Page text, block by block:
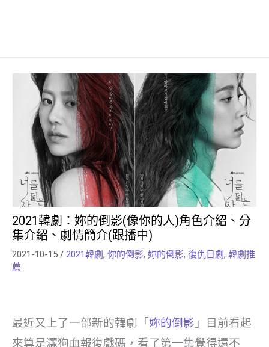
2021韓劇：妳的倒影(像你的人)角色介紹、分
集介紹、劇情簡介(跟播中)
2021-10-15 / 2021韓劇, 你的倒影, 妳的倒影, 復仇日劇, 韓劇推
薦
最近又上了一部新的韓劇「妳的倒影 」目前看起
來算是灑狗血報復戲碼，看了第一集覺得還不